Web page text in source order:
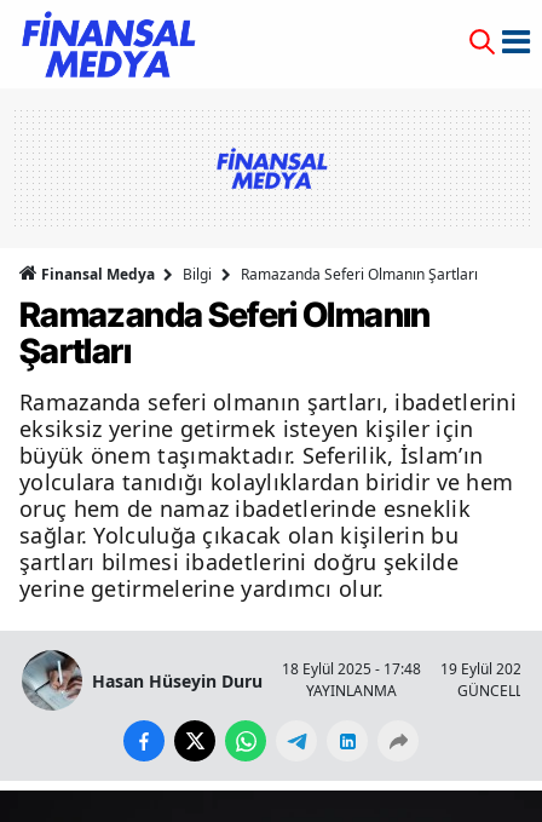
Finansal Medya Bilgi Ramazanda Seferi Olmanın Şartları
Ramazanda Seferi Olmanın
Şartları
Ramazanda seferi olmanın şartları, ibadetlerini
eksiksiz yerine getirmek isteyen kişiler için
büyük önem taşımaktadır. Seferilik, İslam’ın
yolculara tanıdığı kolaylıklardan biridir ve hem
oruç hem de namaz ibadetlerinde esneklik
sağlar. Yolculuğa çıkacak olan kişilerin bu
şartları bilmesi ibadetlerini doğru şekilde
yerine getirmelerine yardımcı olur.
Hasan Hüseyin Duru
18 Eylül 2025 - 17:48
YAYINLANMA
19 Eylül 2025